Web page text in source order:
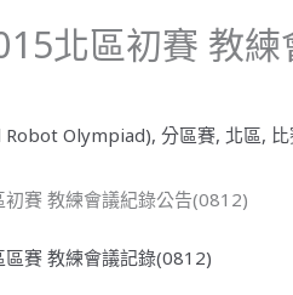
北區初賽 教
Robot Olympiad),分區賽, 北區,
初賽 教練會議紀錄公告(0812)
區賽 教練會議記錄(0812)